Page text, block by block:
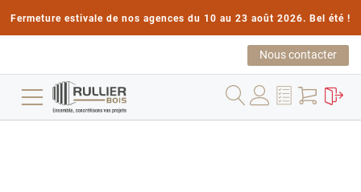
Fermeture estivale de nos agences du 10 au 23 août 2026. Bel été !
Nous contacter